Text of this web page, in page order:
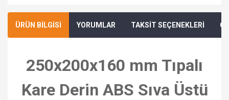
ÜRÜN BİLGİSİ YORUMLAR TAKSİT SEÇENEKLERİ
250x200x160 mm Tıpalı
Kare Derin ABS Sıva Üstü